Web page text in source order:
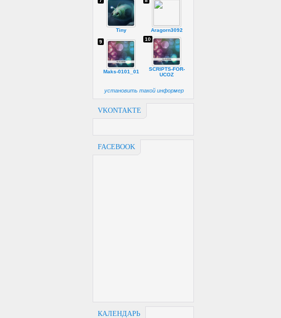
Tiny Aragorn3092
Maks-0101_01
9
SCRIPTS-FOR-
UCOZ
10
установить такой информер
VKONTAKTE
FACEBOOK
КАЛЕНДАРЬ